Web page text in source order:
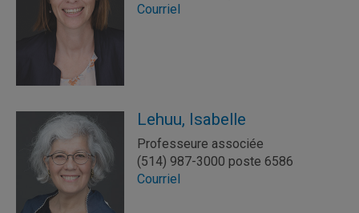
Courriel
Lehuu, Isabelle
Professeure associée
(514) 987-3000 poste 6586
Courriel